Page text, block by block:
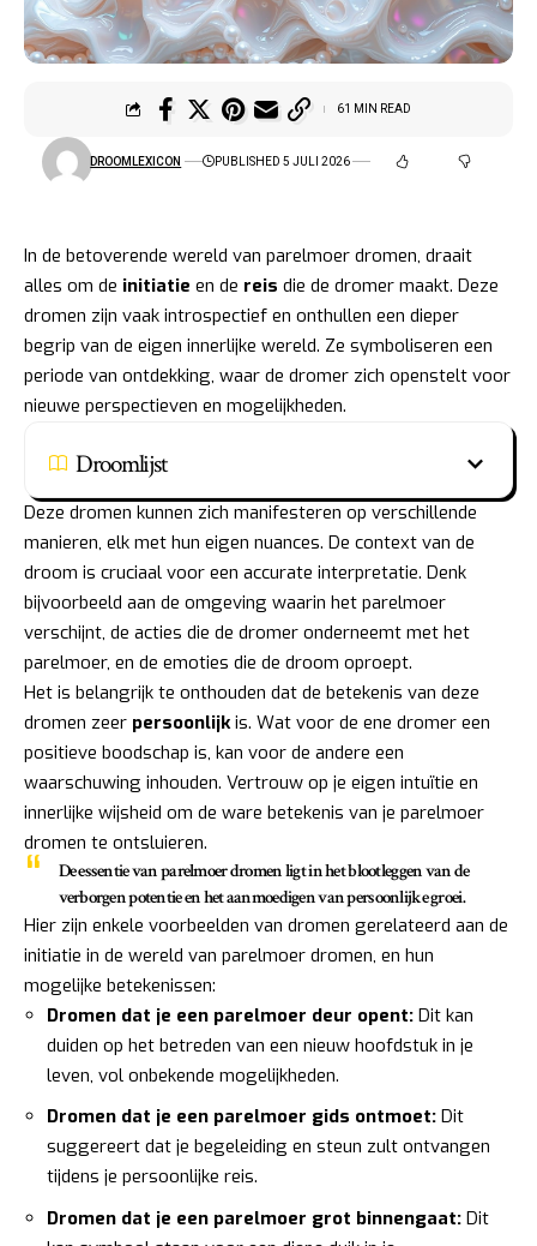
DROOMLEXICON PUBLISHED 5 JULI 2026
61 MIN READ
In de betoverende wereld van parelmoer dromen, draait
alles om de initiatie en de reis die de dromer maakt. Deze
dromen zijn vaak introspectief en onthullen een dieper
begrip van de eigen innerlijke wereld. Ze symboliseren een
periode van ontdekking, waar de dromer zich openstelt voor
nieuwe perspectieven en mogelijkheden.
Droomlijst
Deze dromen kunnen zich manifesteren op verschillende
manieren, elk met hun eigen nuances. De context van de
droom is cruciaal voor een accurate interpretatie. Denk
bijvoorbeeld aan de omgeving waarin het parelmoer
verschijnt, de acties die de dromer onderneemt met het
parelmoer, en de emoties die de droom oproept.
Het is belangrijk te onthouden dat de betekenis van deze
dromen zeer persoonlijkis. Wat voor de ene dromer een
positieve boodschap is, kan voor de andere een
waarschuwing inhouden. Vertrouw op je eigen intuïtie en
innerlijke wijsheid om de ware betekenis van je parelmoer
dromen te ontsluieren.
De essentie van parelmoer dromen ligt in het blootleggen van de
verborgen potentie en het aanmoedigen van persoonlijke groei.
Hier zijn enkele voorbeelden van dromen gerelateerd aan de
initiatie in de wereld van parelmoer dromen, en hun
mogelijke betekenissen:
Dromen dat je een parelmoer deur opent: Dit kan
duiden op het betreden van een nieuw hoofdstuk in je
leven, vol onbekende mogelijkheden.
Dromen dat je een parelmoer gids ontmoet: Dit
suggereert dat je begeleiding en steun zult ontvangen
tijdens je persoonlijke reis.
Dromen dat je een parelmoer grot binnengaat: Dit